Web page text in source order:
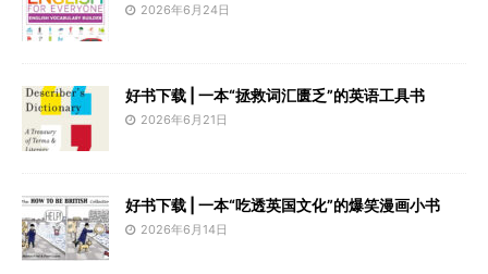
2026年6月24日
好书下载 | 一本“拯救词汇匮乏”的英语工具书
2026年6月21日
好书下载 | 一本“吃透英国文化”的爆笑漫画小书
2026年6月14日